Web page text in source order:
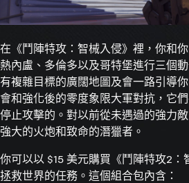
在《鬥陣特攻：智械入侵》裡，你和
熱內盧、多倫多以及哥特堡進行三個
有複雜目標的廣闊地圖及會一路引導
會和強化後的零度象限大軍對抗，它
停止攻擊的。對以前從未遇過的強力
強大的火炮和致命的潛獵者。
你可以以 $15 美元購買《鬥陣特攻2
拯救世界的任務。這個組合包內含：